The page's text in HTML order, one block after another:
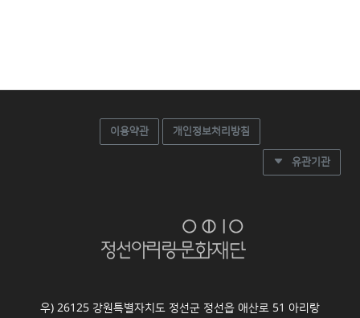
이용약관 개인정보처리방침
유관기관
우) 26125 강원특별자치도 정선군 정선읍 애산로 51 아리랑